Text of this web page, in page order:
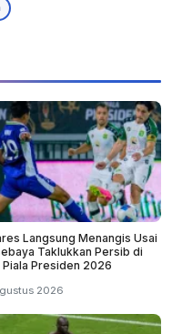
Langsung Menangis Usai
Taklukkan Persib di
Piala Presiden 2026
2026